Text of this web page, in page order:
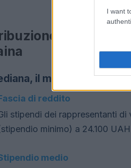
I want
salariale
il massimo, il
di reddito
stipendi dei rappresentanti
minimo) a 24.100
medio